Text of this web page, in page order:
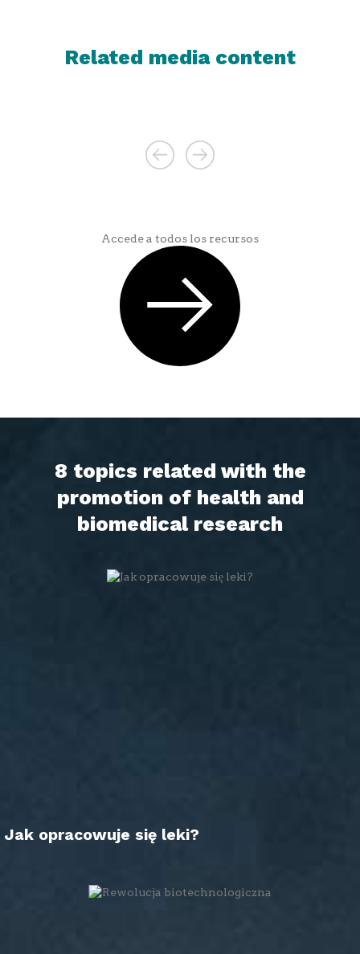
Related media content
Accede a todos los recursos
8 topics related with the
promotion of health and
biomedical research
Jak opracowuje się leki?